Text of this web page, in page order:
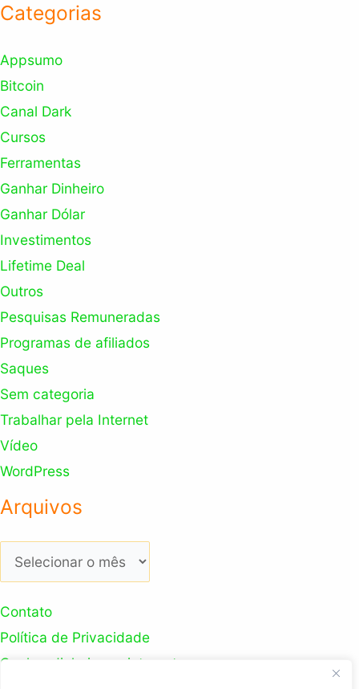
Categorias
Appsumo
Bitcoin
Canal Dark
Cursos
Ferramentas
Ganhar Dinheiro
Ganhar Dólar
Investimentos
Lifetime Deal
Outros
Pesquisas Remuneradas
Programas de afiliados
Saques
Sem categoria
Trabalhar pela Internet
Vídeo
WordPress
Arquivos
Arquivos
Contato
Política de Privacidade
Ganhar dinheiro na internet